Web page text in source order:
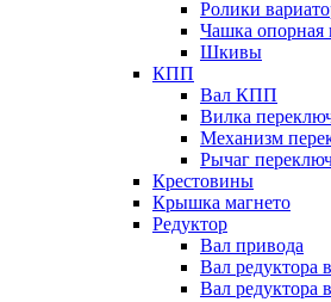
Ролики
Чашка опорная
Шкивы
КПП
Вал КПП
Вилка
Механизм
Рычаг
Крестовины
Крышка магнето
Редуктор
Вал привода
Вал редуктора
Вал редуктора